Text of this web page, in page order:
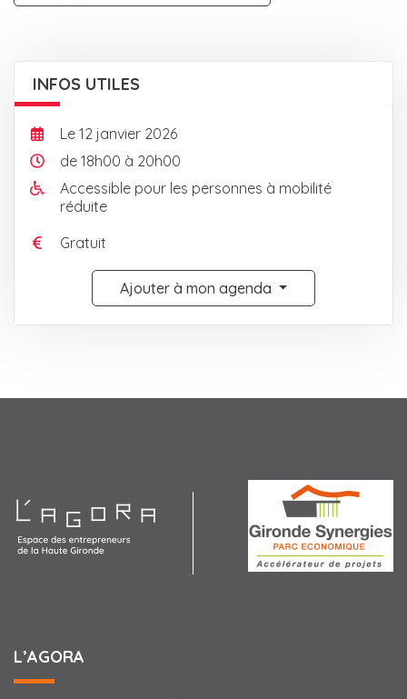
INFOS UTILES
Le 12 janvier 2026
de 18h00 à 20h00
Accessible pour les personnes à mobilité
réduite
Gratuit
Ajouter à mon agenda
L’AGORA